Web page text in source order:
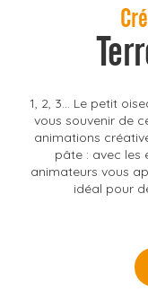
1, 2, 3… Le petit
vous souvenir de
animations
pâte : avec les
animateurs vous
idéal pour